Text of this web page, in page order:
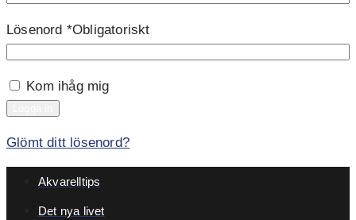
Lösenord *Obligatoriskt
Kom ihåg mig
Glömt ditt lösenord?
Akvarelltips
Det nya livet